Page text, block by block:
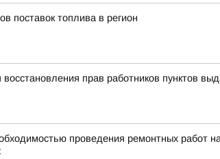
поставок топлива в регион
прав работников пунктов
проведения ремонтных работ